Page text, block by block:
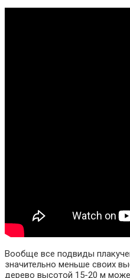
Вообще все подвиды
значительно меньше своих
дерево высотой 15-20 м